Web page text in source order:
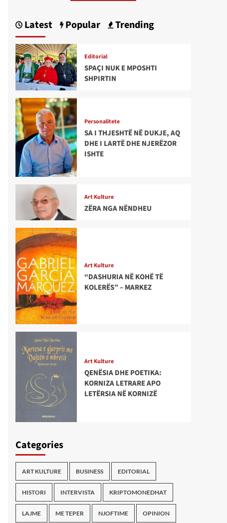
Latest Popular Trending
Editorial
SPAÇI NUK E MPOSHTI
SHPIRTIN
Personalitete
SA I THJESHTË NË DUKJE, AQ
DHE I LARTË DHE NJERËZOR
ISHTE
Art Kulture
ZËRA NGA NËNDHEU
Art Kulture
“DASHURIA NË KOHË TË
KOLERËS” – MARKEZ
Art Kulture
QENËSIA DHE POETIKA:
KORNIZA LETRARE APO
LETËRSIA NË KORNIZË
Categories
ART KULTURE BUSINESS EDITORIAL
HISTORI INTERVISTA KRIPTOMONEDHAT
LAJME ME TEPER NJOFTIME OPINION